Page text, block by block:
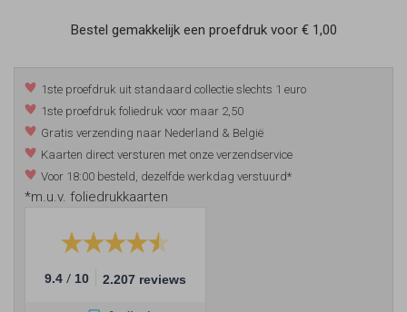
Bestel gemakkelijk een proefdruk voor € 1,00
1ste proefdruk uit standaard collectie slechts 1 euro
1ste proefdruk foliedruk voor maar 2,50
Gratis verzending naar Nederland & België
Kaarten direct versturen met onze verzendservice
Voor 18:00 besteld, dezelfde werkdag verstuurd*
*m.u.v. foliedrukkaarten
9.4 / 10 2.207 reviews